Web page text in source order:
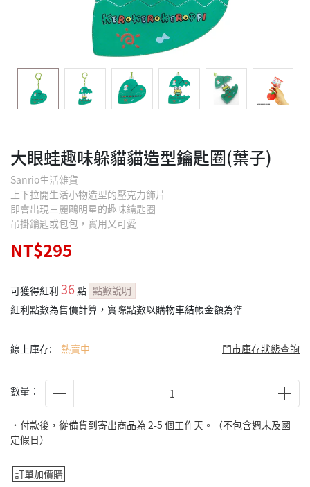
大眼蛙趣味躲貓貓造型鑰匙圈(葉子)
Sanrio生活雜貨
上下拉開生活小物造型的壓克力飾片
即會出現三麗鷗明星的趣味鑰匙圈
吊掛鑰匙或包包，實用又可愛
NT$295
可獲得紅利 36點 點數說明
紅利點數為售價計算，實際點數以購物車結帳金額為準
線上庫存: 熱賣中 門市庫存狀態查詢
數量：
˙付款後，從備貨到寄出商品為 2-5 個工作天。（不包含週末及國
定假日）
訂單加價購